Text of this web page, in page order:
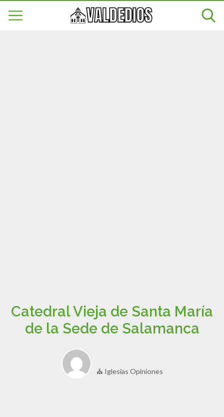
Catedral Vieja de Santa María
de la Sede de Salamanca
⛪ Iglesias Opiniones